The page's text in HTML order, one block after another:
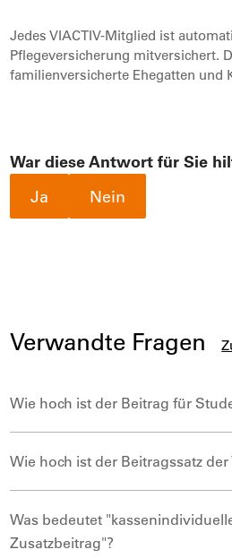
Jedes VIACTIV-Mitglied ist
Pflegeversicherung mitversichert.
familienversicherte Ehegatten und
War diese Antwort für Sie
Ja
Nein
Verwandte Fragen
Wie hoch ist der Beitrag für
Wie hoch ist der Beitragssatz der
Was bedeutet
Zusatzbeitrag"?